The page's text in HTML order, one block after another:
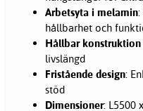
Arbetsyta i melamin
hållbarhet och
Hållbar
livslängd
Fristående design:
stöd
Dimensioner: L5500